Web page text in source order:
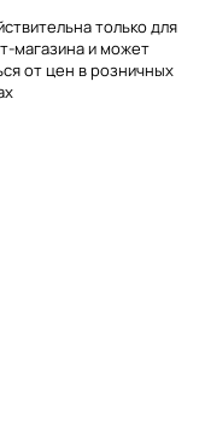
только для
магазина и может
от цен в розничных